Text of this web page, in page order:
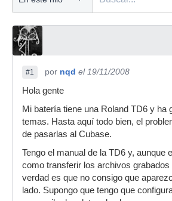
#1 por nqd el 19/11/2008
Hola gente
Mi batería tiene una Roland TD6 y ha
temas. Hasta aquí todo bien, el
de pasarlas al Cubase.
Tengo el manual de la TD6 y, aunque
como transferir los archivos grabados
verdad es que no consigo que
lado. Supongo que tengo que